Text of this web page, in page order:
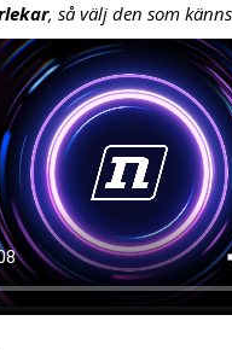
, så välj den som